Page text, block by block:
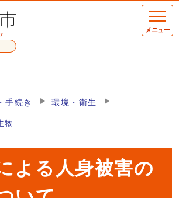
メニュー
手続き 環境・衛生
物
よる人身被害の